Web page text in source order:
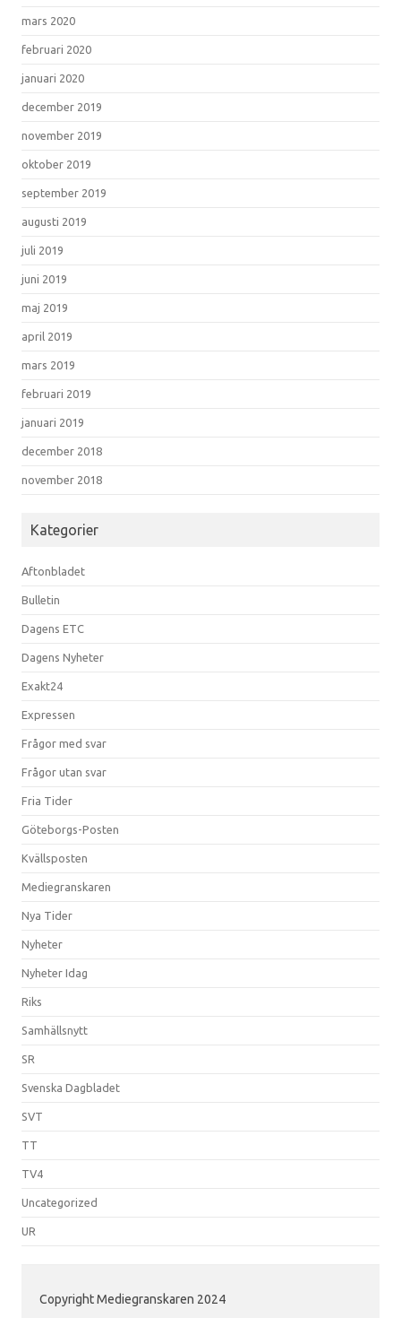
mars 2020
februari 2020
januari 2020
december 2019
november 2019
oktober 2019
september 2019
augusti 2019
juli 2019
juni 2019
maj 2019
april 2019
mars 2019
februari 2019
januari 2019
december 2018
november 2018
Kategorier
Aftonbladet
Bulletin
Dagens ETC
Dagens Nyheter
Exakt24
Expressen
Frågor med svar
Frågor utan svar
Fria Tider
Göteborgs-Posten
Kvällsposten
Mediegranskaren
Nya Tider
Nyheter
Nyheter Idag
Riks
Samhällsnytt
SR
Svenska Dagbladet
SVT
TT
TV4
Uncategorized
UR
Copyright Mediegranskaren 2024